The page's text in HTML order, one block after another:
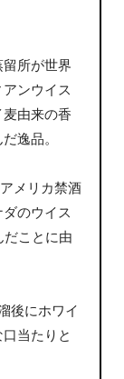
所が世界
ンウイス
由来の香
逸品。
メリカ禁酒
のウイス
だことに由
後にホワイ
当たりと